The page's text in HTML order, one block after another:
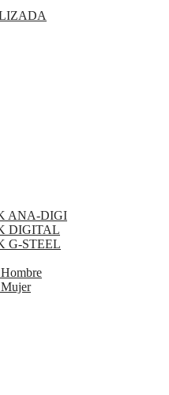
ANA-DIGI
DIGITAL
G-STEEL
Mujer